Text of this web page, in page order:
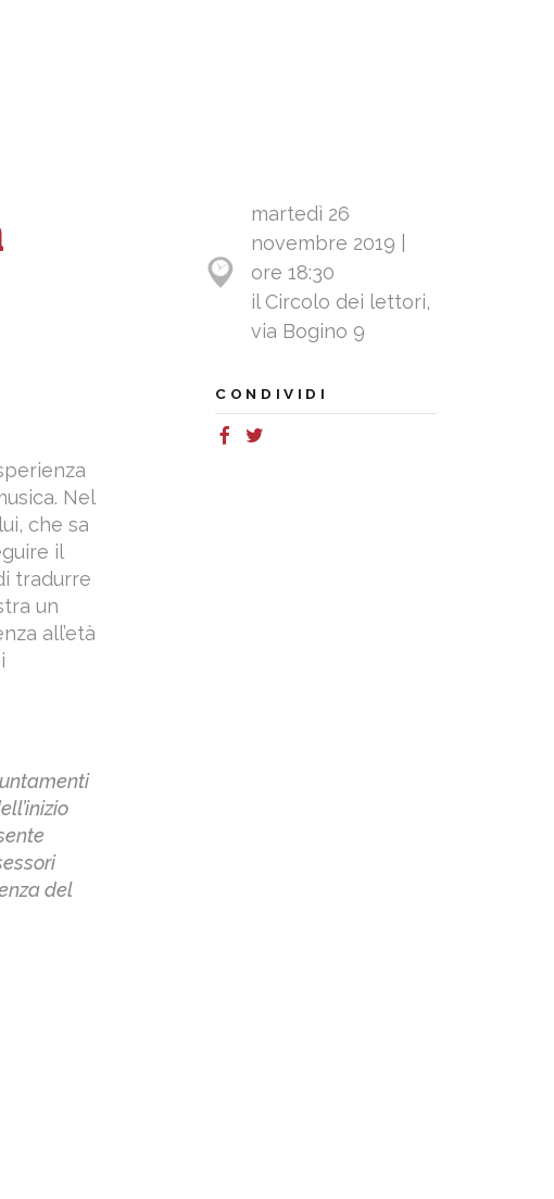
Nel
che sa
il
tradurre
un
all’età
del
martedì 26
novembre 2019 |
ore 18:30
il Circolo dei lettori,
via Bogino 9
CONDIVIDI